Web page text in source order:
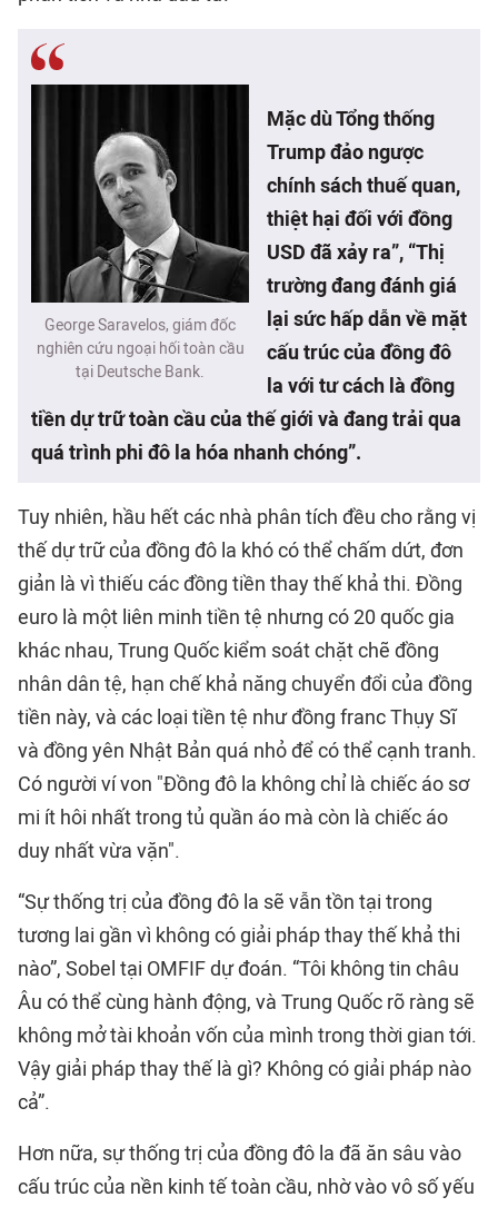
George Saravelos, giám đốc
nghiên cứu ngoại hối toàn cầu
tại Deutsche Bank.
Mặc dù Tổng thống
Trump đảo ngược
chính sách thuế quan,
thiệt hại đối với đồng
USD đã xảy ra”, “Thị
trường đang đánh giá
lại sức hấp dẫn về mặt
cấu trúc của đồng đô
la với tư cách là đồng
tiền dự trữ toàn cầu của thế giới và đang trải qua
quá trình phi đô la hóa nhanh chóng”.
Tuy nhiên, hầu hết các nhà phân tích đều cho rằng vị
thế dự trữ của đồng đô la khó có thể chấm dứt, đơn
giản là vì thiếu các đồng tiền thay thế khả thi. Đồng
euro là một liên minh tiền tệ nhưng có 20 quốc gia
khác nhau, Trung Quốc kiểm soát chặt chẽ đồng
nhân dân tệ, hạn chế khả năng chuyển đổi của đồng
tiền này, và các loại tiền tệ như đồng franc Thụy Sĩ
và đồng yên Nhật Bản quá nhỏ để có thể cạnh tranh.
Có người ví von "Đồng đô la không chỉ là chiếc áo sơ
mi ít hôi nhất trong tủ quần áo mà còn là chiếc áo
duy nhất vừa vặn".
“Sự thống trị của đồng đô la sẽ vẫn tồn tại trong
tương lai gần vì không có giải pháp thay thế khả thi
nào”, Sobel tại OMFIF dự đoán. “Tôi không tin châu
Âu có thể cùng hành động, và Trung Quốc rõ ràng sẽ
không mở tài khoản vốn của mình trong thời gian tới.
Vậy giải pháp thay thế là gì? Không có giải pháp nào
cả”.
Hơn nữa, sự thống trị của đồng đô la đã ăn sâu vào
cấu trúc của nền kinh tế toàn cầu, nhờ vào vô số yếu